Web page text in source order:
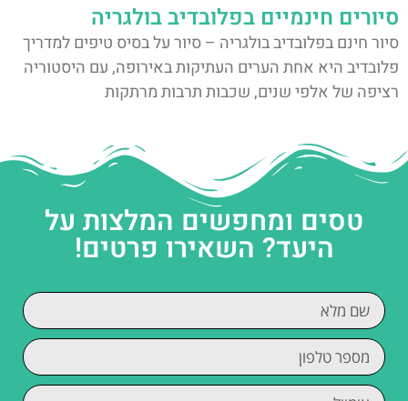
סיורים חינמיים בפלובדיב בולגריה
סיור חינם בפלובדיב בולגריה – סיור על בסיס טיפים למדריך
פלובדיב היא אחת הערים העתיקות באירופה, עם היסטוריה
רציפה של אלפי שנים, שכבות תרבות מרתקות
טסים ומחפשים המלצות על
היעד? השאירו פרטים!